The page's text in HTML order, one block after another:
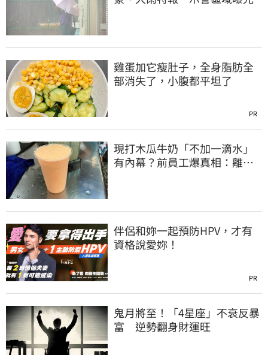
雞蛋加它瘦肚子，全身脂肪全
部消失了，小腹都平坦了
PR
現打木瓜牛奶「不加一滴水」
有內幕？前員工爆真相：離職
伴侶和妳一起預防HPV，才有
資格說愛妳！
PR
鬼月將至！「4星座」不衰反暴
富 逆勢翻身財運旺